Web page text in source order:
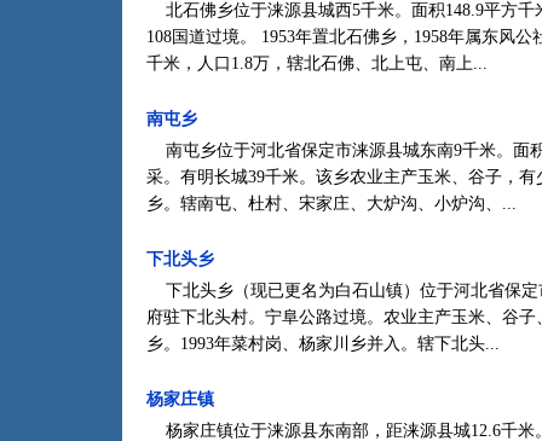
北石佛乡位于涞源县城西5千米。面积148.9平方千
108国道过境。 1953年置北石佛乡，1958年属东风
千米，人口1.8万，辖北石佛、北上屯、南上...
南屯乡
南屯乡位于河北省保定市涞源县城东南9千米。面
采。有明长城39千米。该乡农业主产玉米、谷子，
乡。辖南屯、杜村、宋家庄、大炉沟、小炉沟、...
下北头乡
下北头乡（现已更名为白石山镇）位于河北省保定
府驻下北头村。宁阜公路过境。农业主产玉米、谷
乡。1993年菜村岗、杨家川乡并入。辖下北头...
杨家庄镇
杨家庄镇位于涞源县东南部，距涞源县城12.6千米